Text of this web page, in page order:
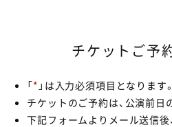
チケットご予
「* 」は入力必須項目となります。
チケットのご予約は、公演前日
下記フォームよりメール送信後